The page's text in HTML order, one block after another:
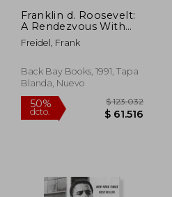
Franklin d. Roosevelt:
A Rendezvous With
Destiny (en Inglés)
Freidel, Frank
Back Bay Books, 1991, Tapa
Blanda, Nuevo